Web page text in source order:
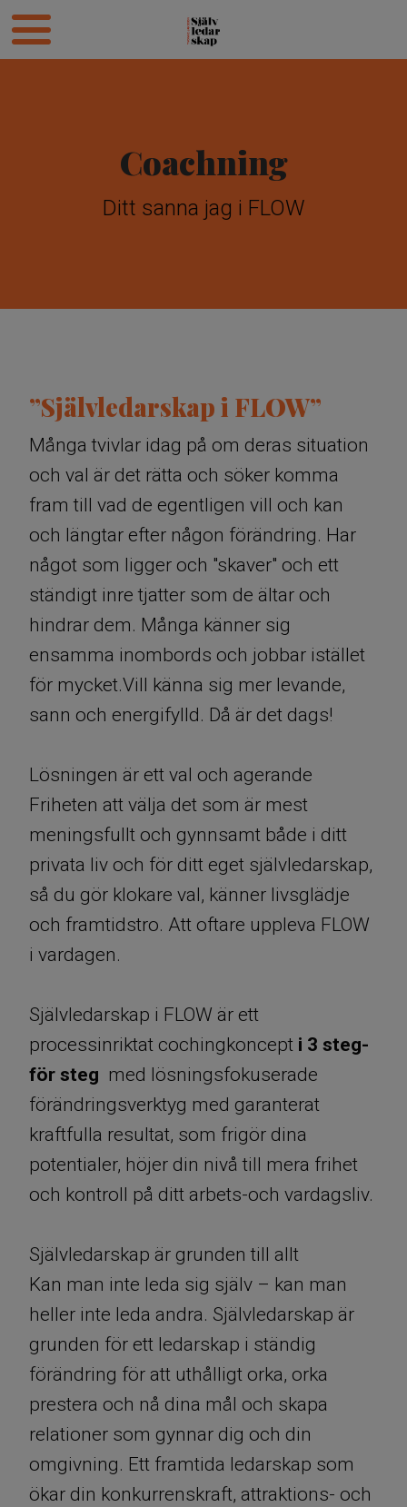
Coachning
Ditt sanna jag i FLOW
”Självledarskap i FLOW”
Många tvivlar idag på om deras situation
och val är det rätta och söker komma
fram till vad de egentligen vill och kan
och längtar efter någon förändring. Har
något som ligger och "skaver" och ett
ständigt inre tjatter som de ältar och
hindrar dem. Många känner sig
ensamma inombords och jobbar istället
för mycket.Vill känna sig mer levande,
sann och energifylld. Då är det dags!
​​Lösningen är ett val och agerande
Friheten att välja det som är mest
meningsfullt och gynnsamt både i ditt
privata liv och för ditt eget självledarskap,
så du gör klokare val, känner livsglädje
och framtidstro. Att oftare uppleva FLOW
i vardagen.
Självledarskap i FLOW är ett
processinriktat cochingkoncept i 3 steg-
för steg med lösningsfokuserade
förändringsverktyg med garanterat
kraftfulla resultat, som frigör dina
potentialer, höjer din nivå till mera frihet
och kontroll på ditt arbets-och vardagsliv.
Självledarskap är grunden till allt
Kan man inte leda sig själv – kan man
heller inte leda andra. Självledarskap är
grunden för ett ledarskap i ständig
förändring för att uthålligt orka, orka
prestera och nå dina mål och skapa
relationer som gynnar dig och din
omgivning. Ett framtida ledarskap som
ökar din konkurrenskraft, attraktions- och